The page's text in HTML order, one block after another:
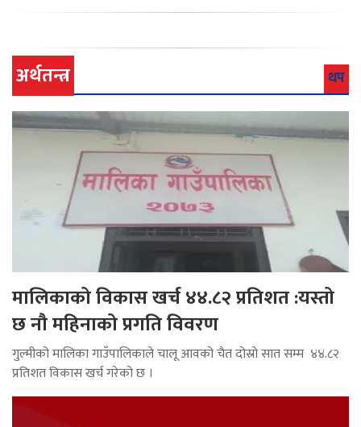
अर्थतन्त्र थप
मालिकाको विकास खर्च ४४.८२ प्रतिशत :यस्तो
छ नौ महिनाको प्रगति विवरण
गुल्मीको मालिका गाउँपालिकाले चालू आवको चैत दोस्रो सात सम्म ४४.८२
प्रतिशत विकास खर्च गरेको छ ।